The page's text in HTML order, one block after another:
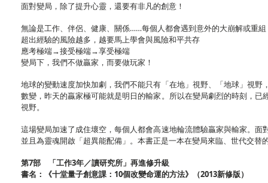
面對變局，除了提升心靈，還要有非凡的創意！
無論是工作、伴侶、健康、關係……每個人都會遇到意外的大崩解或重組
超出經驗的風險越多，越要馬上學會與風險和平共存
應考極端→接受極端→享受極端
變局下，我們不做贏家，而要做玩家！
地球的變動速度加快加劇，我們不能只有「在地」視野、「地球」視
數變，昨天的贏家極可能就是明日的輸家。所以在變局劇烈的時刻，
視野。
這場變局加速了成住壞空，每個人都會高速地輪流體驗贏家與輸家。
並且為靈魂開啟「超異能配備」。本書正是一本在變局來臨、世代交
第7部 「工作3年／讀研究所」再進修升級
書名：《十堂量子創意課：10個改變命運的方法》（2013新修版）